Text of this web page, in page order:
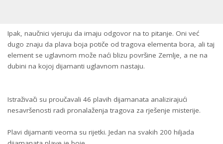
Ipak, naučnici vjeruju da imaju odgovor na to pitanje. Oni već
dugo znaju da plava boja potiče od tragova elementa bora, ali taj
element se uglavnom može naći blizu površine Zemlje, a ne na
dubini na kojoj dijamanti uglavnom nastaju.
Istraživači su proučavali 46 plavih dijamanata analizirajući
nesavršenosti radi pronalaženja tragova za rješenje misterije.
Plavi dijamanti veoma su rijetki. Jedan na svakih 200 hiljada